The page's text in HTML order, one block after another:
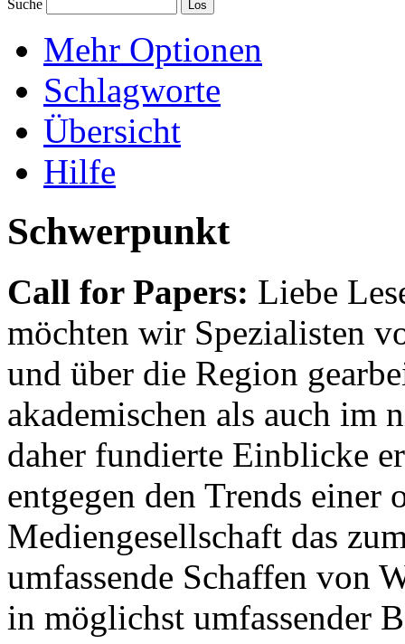
Suche
Mehr Optionen
Schlagworte
Übersicht
Hilfe
Schwerpunkt
Call for Papers: Liebe
möchten wir Spezialisten
und über die Region
akademischen als auch im
daher fundierte Einblicke
entgegen den Trends einer
Mediengesellschaft das
umfassende Schaffen von
in möglichst umfassender